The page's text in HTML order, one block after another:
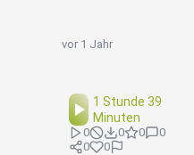
vor 1 Jahr
1 Stunde 39
Minuten
0 0 0
0
0
0